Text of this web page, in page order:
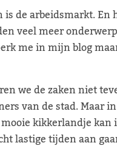
is de arbeidsmarkt.
veel meer
me in mijn blog
we de zaken niet
van de stad. Maar
kikkerlandje
lastige tijden aan